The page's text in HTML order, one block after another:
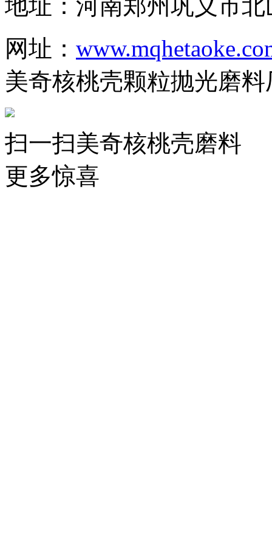
地址：河南郑州巩义市
网址：
美奇核桃壳颗粒抛光磨
扫一扫美奇核桃壳磨料
更多惊喜